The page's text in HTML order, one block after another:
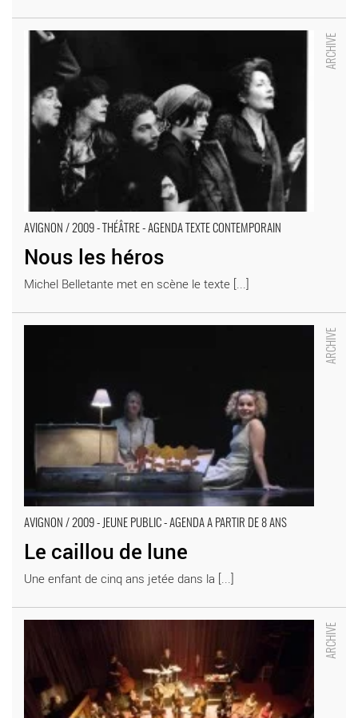
AVIGNON / 2009 - THÉÂTRE - AGENDA TEXTE CONTEMPORAIN
Nous les héros
Michel Belletante met en scène le texte [...]
AVIGNON / 2009 - JEUNE PUBLIC - AGENDA A PARTIR DE 8 ANS
Le caillou de lune
Une enfant de cinq ans jetée dans la [...]